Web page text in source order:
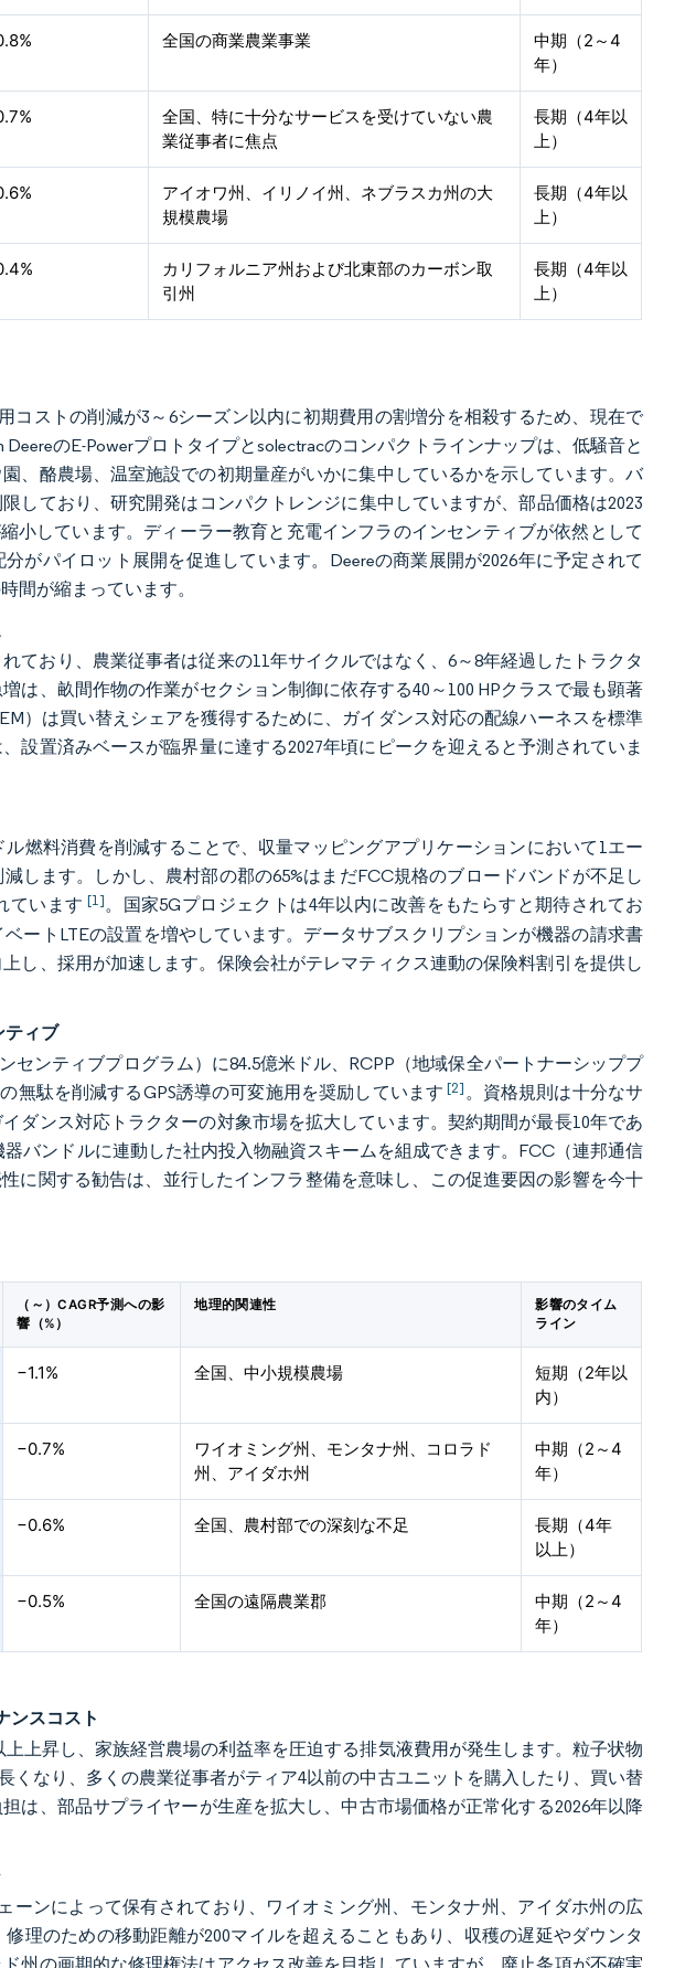
全国の商業農業事業
中期（2～4
年）
全国、特に十分なサービスを受けていない農
業従事者に焦点
長期（4年以
上）
アイオワ州、イリノイ州、ネブラスカ州の大
規模農場
長期（4年以
上）
カリフォルニア州および北東部のカーボン取
引州
長期（4年以
上）
コストの削減が3～6シーズン以内に初期費用の割増分を相殺するため、現在で
のE-Powerプロトタイプとsolectracのコンパクトラインナップは、低騒音と
、酪農場、温室施設での初期量産がいかに集中しているかを示しています。バ
しており、研究開発はコンパクトレンジに集中していますが、部品価格は2023
小しています。ディーラー教育と充電インフラのインセンティブが依然として
がパイロット展開を促進しています。Deereの商業展開が2026年に予定されて
間が縮まっています。
ており、農業従事者は従来の11年サイクルではなく、6～8年経過したトラクタ
は、畝間作物の作業がセクション制御に依存する40～100 HPクラスで最も顕著
）は買い替えシェアを獲得するために、ガイダンス対応の配線ハーネスを標準
設置済みベースが臨界量に達する2027年頃にピークを迎えると予測されていま
燃料消費を削減することで、収量マッピングアプリケーションにおいて1エー
します。しかし、農村部の郡の65%はまだFCC規格のブロードバンドが不足し
ています [1]。国家5Gプロジェクトは4年以内に改善をもたらすと期待されてお
ートLTEの設置を増やしています。データサブスクリプションが機器の請求書
し、採用が加速します。保険会社がテレマティクス連動の保険料割引を提供し
ティブ
センティブプログラム）に84.5億米ドル、RCPP（地域保全パートナーシッププ
無駄を削減するGPS誘導の可変施用を奨励しています[2]。資格規則は十分なサ
ダンス対応トラクターの対象市場を拡大しています。契約期間が最長10年であ
バンドルに連動した社内投入物融資スキームを組成できます。FCC（連邦通信
に関する勧告は、並行したインフラ整備を意味し、この促進要因の影響を今十
（～）CAGR予測への影
響（%）
地理的関連性
影響のタイム
ライン
−1.1% 全国、中小規模農場
短期（2年以
内）
−0.7%
ワイオミング州、モンタナ州、コロラド
州、アイダホ州
中期（2～4
年）
−0.6% 全国、農村部での深刻な不足
長期（4年
以上）
−0.5% 全国の遠隔農業郡
中期（2～4
年）
ンスコスト
上昇し、家族経営農場の利益率を圧迫する排気液費用が発生します。粒子状物
くなり、多くの農業従事者がティア4以前の中古ユニットを購入したり、買い替
は、部品サプライヤーが生産を拡大し、中古市場価格が正常化する2026年以降
ーンによって保有されており、ワイオミング州、モンタナ州、アイダホ州の広
理のための移動距離が200マイルを超えることもあり、収穫の遅延やダウンタ